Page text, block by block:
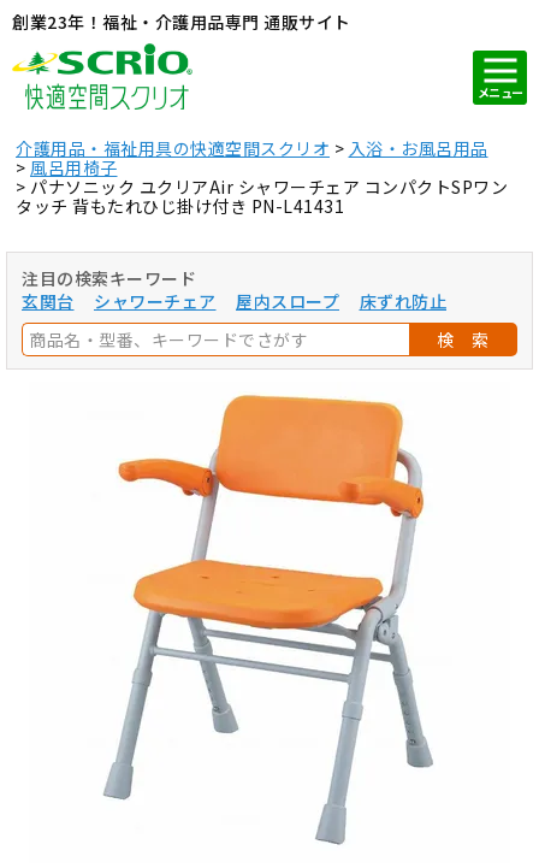
創業23年！福祉・介護用品専門 通販サイト
メニュー
介護用品・福祉用具の快適空間スクリオ
入浴・お風呂用品
風呂用椅子
パナソニック ユクリアAir シャワーチェア コンパクトSPワン
タッチ 背もたれひじ掛け付き PN-L41431
注目の検索キーワード
玄関台
シャワーチェア 屋内スロープ
床ずれ防止
検 索